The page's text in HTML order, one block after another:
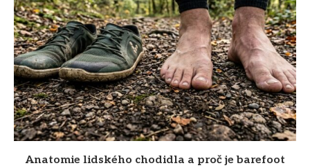
Anatomie lidského chodidla a proč je barefoot